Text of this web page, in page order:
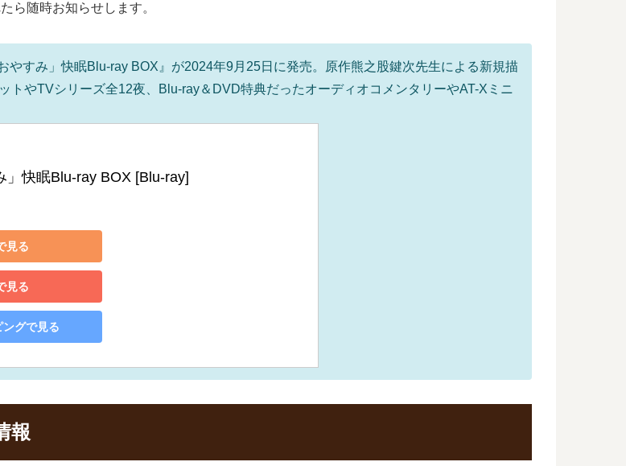
ら随時お知らせします。
すみ」快眠Blu-ray BOX』が2024年9月25日に発売。原作熊之股鍵次先生による新規描
トやTVシリーズ全12夜、Blu-ray＆DVD特典だったオーディオコメンタリーやAT-Xミニ
」快眠Blu-ray BOX [Blu-ray]
見る
見る
グで見る
報